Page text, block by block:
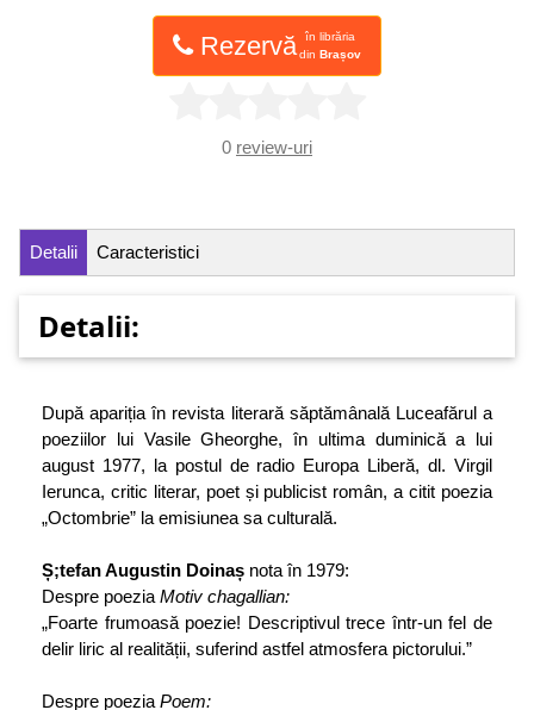
Rezervă
în librăria
din Brașov
0 review-uri
Detalii Caracteristici
Detalii:
După apariția în revista literară săptămânală Luceafărul a
poeziilor lui Vasile Gheorghe, în ultima duminică a lui
august 1977, la postul de radio Europa Liberă, dl. Virgil
Ierunca, critic literar, poet și publicist român, a citit poezia
„Octombrie” la emisiunea sa culturală.
Ș;tefan Augustin Doinaș nota în 1979:
Despre poezia Motiv chagallian:
„Foarte frumoasă poezie! Descriptivul trece într-un fel de
delir liric al realității, suferind astfel atmosfera pictorului.”
Despre poezia Poem: